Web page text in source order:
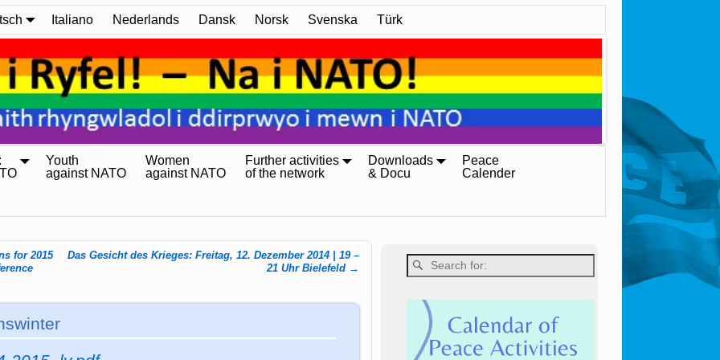
Italiano Nederlands Dansk Norsk Svenska Türk
Youth
against NATO
Women
against NATO
Further activities
of the network
Downloads
& Docu
Peace
Calender
for 2015
Das Gesicht des Krieges: Freitag, 12. Dezember 2014 | 19 –
21 Uhr Bielefeld →